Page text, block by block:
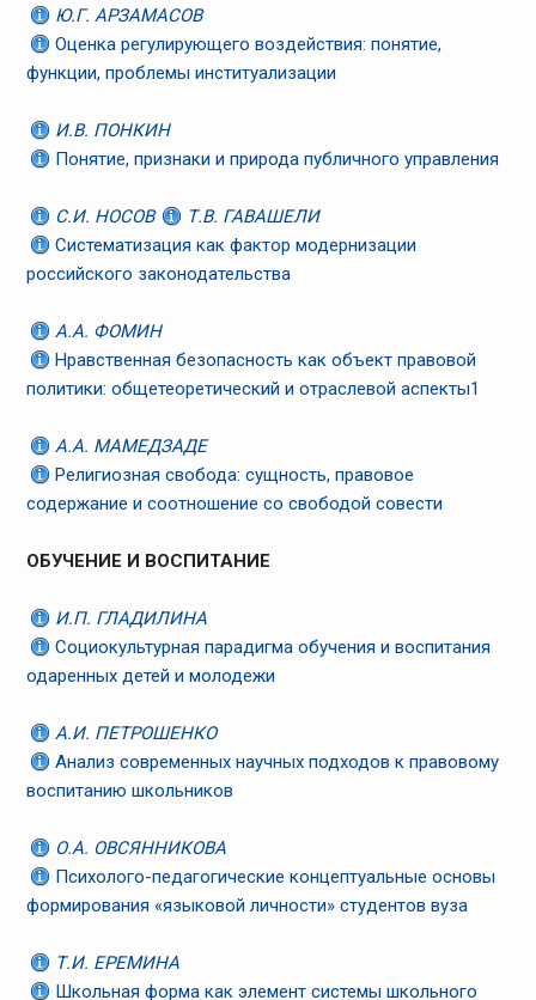
Ю.Г. АРЗАМАСОВ
Оценка регулирующего воздействия: понятие,
функции, проблемы институализации
И.В. ПОНКИН
Понятие, признаки и природа публичного управления
С.И. НОСОВ
Т.В. ГАВАШЕЛИ
Систематизация как фактор модернизации
российского законодательства
А.А. ФОМИН
Нравственная безопасность как объект правовой
политики: общетеоретический и отраслевой аспекты1
А.А. МАМЕДЗАДЕ
Религиозная свобода: сущность, правовое
содержание и соотношение со свободой совести
ОБУЧЕНИЕ И ВОСПИТАНИЕ
И.П. ГЛАДИЛИНА
Социокультурная парадигма обучения и воспитания
одаренных детей и молодежи
А.И. ПЕТРОШЕНКО
Анализ современных научных подходов к правовому
воспитанию школьников
О.А. ОВСЯННИКОВА
Психолого-педагогические концептуальные основы
формирования «языковой личности» студентов вуза
Т.И. ЕРЕМИНА
Школьная форма как элемент системы школьного